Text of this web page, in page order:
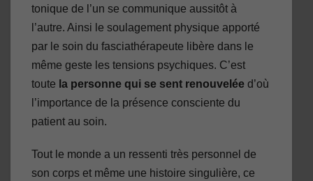
tonique de l’un se communique aussitôt à
l’autre. Ainsi le soulagement physique apporté
par le soin du fasciathérapeute libère dans le
même geste les tensions psychiques. C’est
toute la personne qui se sent renouvelée d’où
l’importance de la présence consciente du
patient au soin.
Tout le monde a un ressenti très personnel de
son corps et même une histoire singulière, ce